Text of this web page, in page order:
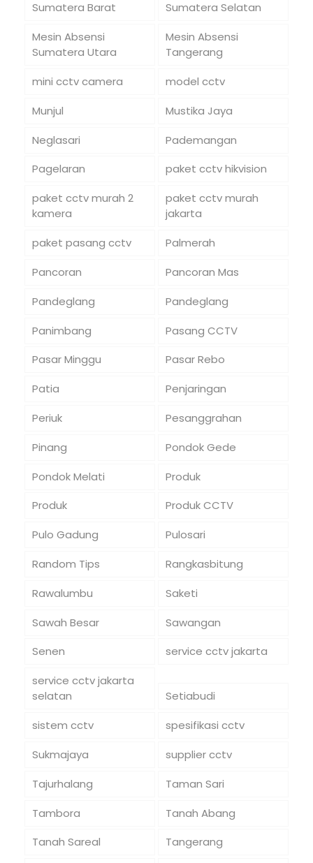
Sumatera Barat
Sumatera Selatan
Mesin Absensi
Sumatera Utara
Mesin Absensi
Tangerang
mini cctv camera
model cctv
Munjul
Mustika Jaya
Neglasari
Pademangan
Pagelaran
paket cctv hikvision
paket cctv murah 2
kamera
paket cctv murah
jakarta
paket pasang cctv
Palmerah
Pancoran
Pancoran Mas
Pandeglang
Pandeglang
Panimbang
Pasang CCTV
Pasar Minggu
Pasar Rebo
Patia
Penjaringan
Periuk
Pesanggrahan
Pinang
Pondok Gede
Pondok Melati
Produk
Produk
Produk CCTV
Pulo Gadung
Pulosari
Random Tips
Rangkasbitung
Rawalumbu
Saketi
Sawah Besar
Sawangan
Senen
service cctv jakarta
service cctv jakarta
selatan
Setiabudi
sistem cctv
spesifikasi cctv
Sukmajaya
supplier cctv
Tajurhalang
Taman Sari
Tambora
Tanah Abang
Tanah Sareal
Tangerang